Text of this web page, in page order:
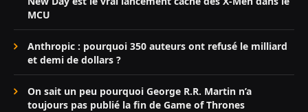
MCU
Anthropic : pourquoi 350 auteurs ont refusé le milliard
et demi de dollars ?
On sait un peu pourquoi George R.R. Martin n’a
toujours pas publié la fin de Game of Thrones